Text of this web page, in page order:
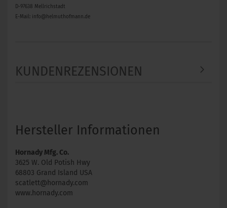
D-97638 Mellrichstadt
E-Mail: info@helmuthofmann.de
KUNDENREZENSIONEN
Hersteller Informationen
Hornady Mfg. Co.
3625 W. Old Potish Hwy
68803 Grand Island USA
scatlett@hornady.com
www.hornady.com